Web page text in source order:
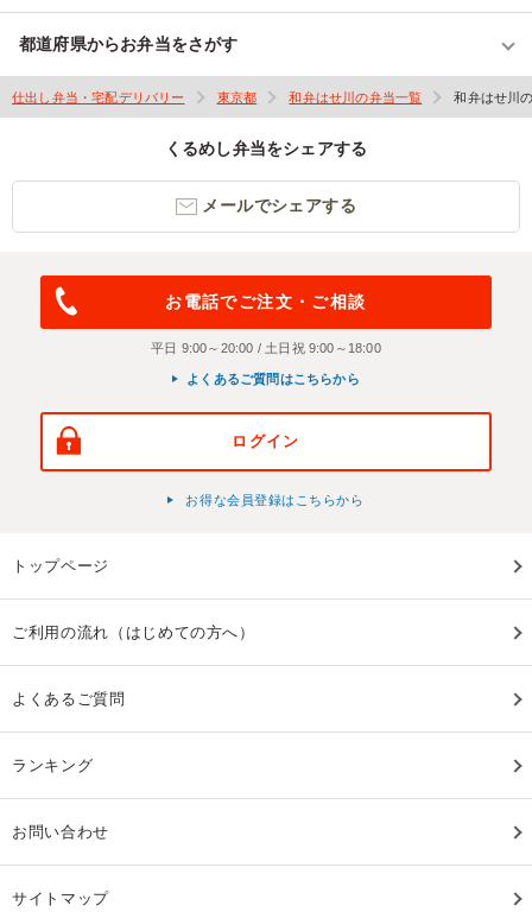
都道府県からお弁当をさがす
仕出し弁当・宅配デリバリー 東京都 和弁はせ川の弁当一覧 和弁はせ川
くるめし弁当をシェアする
メールでシェアする
お電話でご注文・ご相談
平日 9:00～20:00 / 土日祝 9:00～18:00
よくあるご質問はこちらから
ログイン
お得な会員登録はこちらから
トップページ
ご利用の流れ（はじめての方へ）
よくあるご質問
ランキング
お問い合わせ
サイトマップ